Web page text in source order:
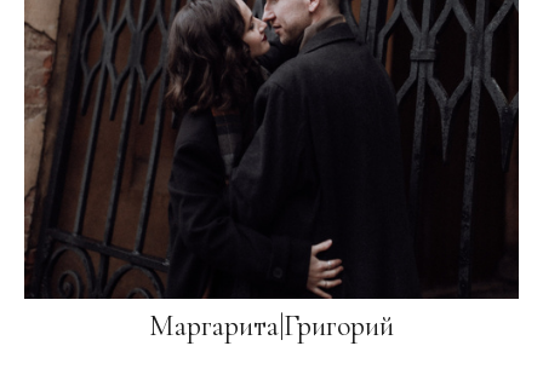
Маргарита|Григорий